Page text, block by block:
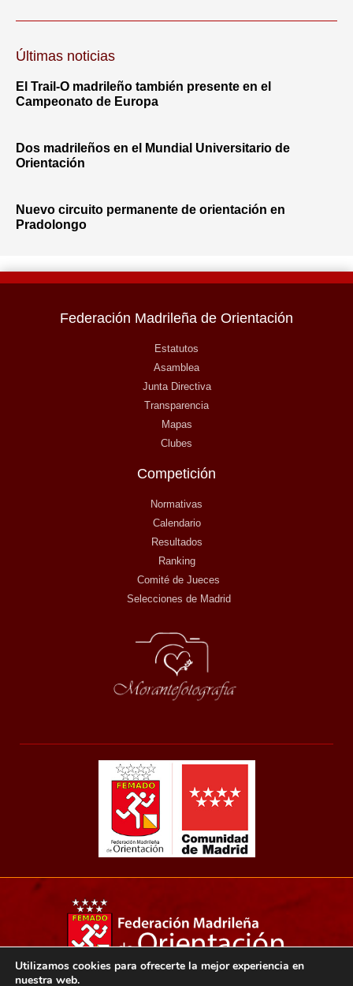
Últimas noticias
El Trail-O madrileño también presente en el
Campeonato de Europa
Dos madrileños en el Mundial Universitario de
Orientación
Nuevo circuito permanente de orientación en
Pradolongo
Federación Madrileña de Orientación
Estatutos
Asamblea
Junta Directiva
Transparencia
Mapas
Clubes
Competición
Normativas
Calendario
Resultados
Ranking
Comité de Jueces
Selecciones de Madrid
Copyright 2021© Federación madrileña de orientación.
Utilizamos cookies para ofrecerte la mejor experiencia en
nuestra web.